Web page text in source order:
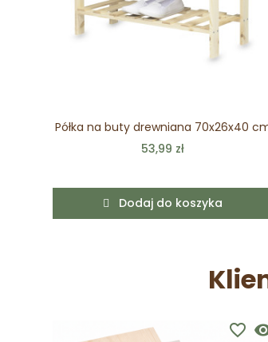
Półka na buty drewniana 70x26x40
53,99 zł
Dodaj do koszyka
favorite_border